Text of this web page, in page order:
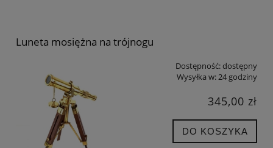
Luneta mosiężna na trójnogu
Dostępność:dostępny
Wysyłka w:24 godziny
345,00 zł
DO KOSZYKA